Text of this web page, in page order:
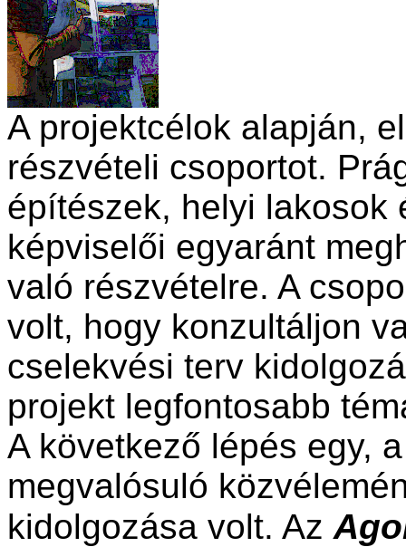
A projektcélok alapján,
részvételi csoportot.
építészek, helyi lakosok
képviselői egyaránt
való részvételre. A
volt, hogy konzultáljon
cselekvési terv
projekt legfontosabb
A következő lépés egy,
megvalósuló
kidolgozása volt. Az